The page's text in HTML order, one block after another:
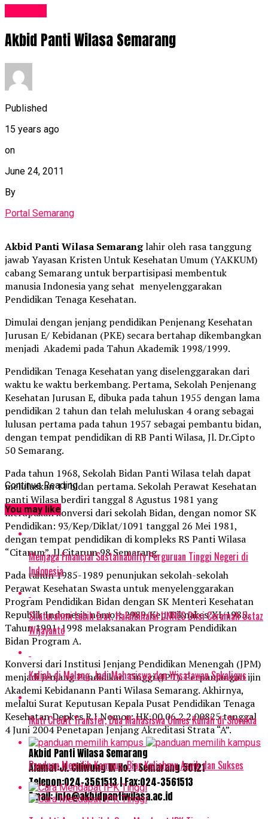
Akbid Panti Wilasa Semarang
Published
15 years ago
on
June 24, 2011
By
Portal Semarang
Akbid Panti Wilasa Semaranglahir oleh rasa tanggung
jawab Yayasan Kristen Untuk Kesehatan Umum (YAKKUM)
cabang Semarang untuk berpartisipasi membentuk
manusia Indonesia yang sehat menyelenggarakan
Pendidikan Tenaga Kesehatan.
Dimulai dengan jenjang pendidikan Penjenang Kesehatan
Jurusan E/ Kebidanan (PKE) secara bertahap dikembangkan
menjadi Akademi pada Tahun Akademik 1998/1999.
Pendidikan Tenaga Kesehatan yang diselenggarakan dari
waktu ke waktu berkembang. Pertama, Sekolah Penjenang
Kesehatan Jurusan E, dibuka pada tahun 1955 dengan lama
pendidikan 2 tahun dan telah meluluskan 4 orang sebagai
lulusan pertama pada tahun 1957 sebagai pembantu bidan,
dengan tempat pendidikan di RB Panti Wilasa, Jl. Dr.Cipto
50 Semarang.
Pada tahun 1968, Sekolah Bidan Panti Wilasa telah dapat
meluluskan 11 bidan pertama. Sekolah Perawat Kesehatan
panti Wilasa berdiri tanggal 8 Agustus 1981 yang
merupakan konversi dari sekolah Bidan, dengan nomor SK
Pendidikan: 93/Kep/Diklat/1091 tanggal 26 Mei 1981,
dengan tempat pendidikan di kompleks RS Panti Wilasa
“Citarum”, Jl.Citarum 98 Semarang.
Pada tahun 1985-1989 penunjukan sekolah-sekolah
Perawat Kesehatan Swasta untuk menyelenggarakan
Program Pendidikan Bidan dengan SK Menteri Kesehatan
Republik Indonesia nomor: 2989/Kep/Diknakes/XI/1985.
Tahun 1991-1998 melaksanakan Program Pendidikan
Bidan Program A.
Konversi dari Institusi Jenjang Pendidikan Menengah (JPM)
menjadi Jenjang Pendidikan Tinggi (JPT). Perpanjangan ijin
Akademi Kebidanann Panti Wilasa Semarang. Akhirnya,
melalui Surat Keputusan Kepala Pusat Pendidikan Tenaga
Kesehatan Depkes R.I Nomor: HK.00.06.2.2.00825 tanggal
4 Juni 2004 Penetapan Jenjang Akreditasi Strata “A”.
Akbid Panti Wilasa Semarang
Alamat:Jl. Ciliwung IX No. 1 Semarang 50121
Telepon:024-3561513 | Fax:024-3561513
Email: info@akbidpantiwilasa.ac.id
Continue Reading
You may like
Menjaga Financial Sustainability Perguruan Tinggi Negeri di
Indonesia
Silaturahmi Lebih Erat, Halalbihalal UNNES Diisi Ceramah Ustaz
Wijayanto
Kuliah di Malang, Jadi Mahasiswa dan Wisatawan Sekaligus
Ikuti Credit Transfer, Dua Mahasiswa Unnes Kuliah di Slovakia
Panduan Memilih Kampus, Biar Kuliahmu Asyik dan Sukses